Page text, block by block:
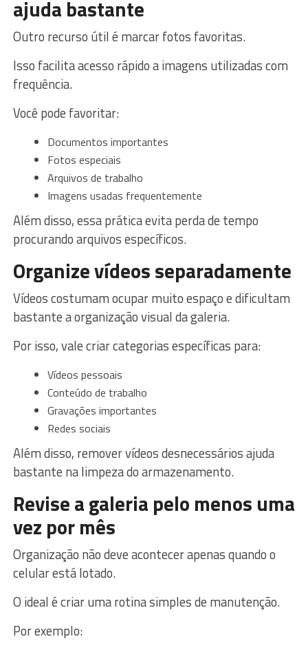
ajuda bastante
Outro recurso útil é marcar fotos favoritas.
Isso facilita acesso rápido a imagens utilizadas com
frequência.
Você pode favoritar:
Documentos importantes
Fotos especiais
Arquivos de trabalho
Imagens usadas frequentemente
Além disso, essa prática evita perda de tempo
procurando arquivos específicos.
Organize vídeos separadamente
Vídeos costumam ocupar muito espaço e dificultam
bastante a organização visual da galeria.
Por isso, vale criar categorias específicas para:
Vídeos pessoais
Conteúdo de trabalho
Gravações importantes
Redes sociais
Além disso, remover vídeos desnecessários ajuda
bastante na limpeza do armazenamento.
Revise a galeria pelo menos uma
vez por mês
Organização não deve acontecer apenas quando o
celular está lotado.
O ideal é criar uma rotina simples de manutenção.
Por exemplo: